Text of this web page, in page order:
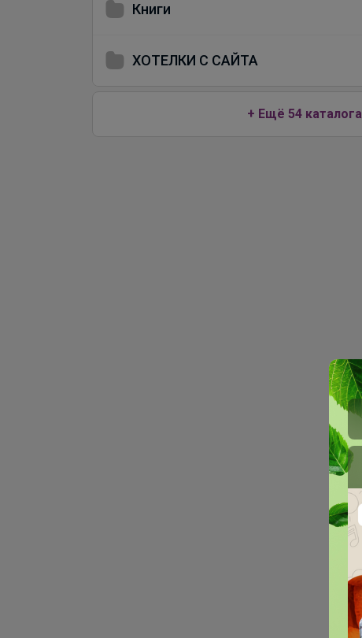
Книги
ХОТЕЛКИ С САЙТА
+ Ещё 54 каталога